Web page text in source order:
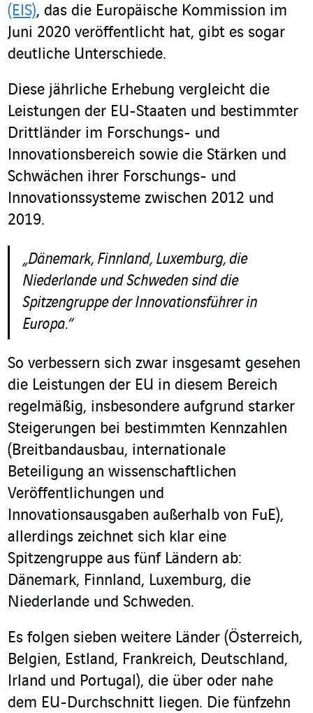
(EIS), das die Europäische Kommission im
Juni 2020 veröffentlicht hat, gibt es sogar
deutliche Unterschiede.
Diese jährliche Erhebung vergleicht die
Leistungen der EU-Staaten und bestimmter
Drittländer im Forschungs- und
Innovationsbereich sowie die Stärken und
Schwächen ihrer Forschungs- und
Innovationssysteme zwischen 2012 und
2019.
„Dänemark, Finnland, Luxemburg, die
Niederlande und Schweden sind die
Spitzengruppe der Innovationsführer in
Europa.“
So verbessern sich zwar insgesamt gesehen
die Leistungen der EU in diesem Bereich
regelmäßig, insbesondere aufgrund starker
Steigerungen bei bestimmten Kennzahlen
(Breitbandausbau, internationale
Beteiligung an wissenschaftlichen
Veröffentlichungen und
Innovationsausgaben außerhalb von FuE),
allerdings zeichnet sich klar eine
Spitzengruppe aus fünf Ländern ab:
Dänemark, Finnland, Luxemburg, die
Niederlande und Schweden.
Es folgen sieben weitere Länder (Österreich,
Belgien, Estland, Frankreich, Deutschland,
Irland und Portugal), die über oder nahe
dem EU-Durchschnitt liegen. Die fünfzehn